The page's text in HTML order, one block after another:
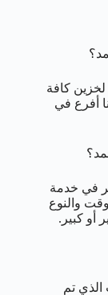
كافة
أفرع في
في خدمة
والنوع
أو كبير.
تم